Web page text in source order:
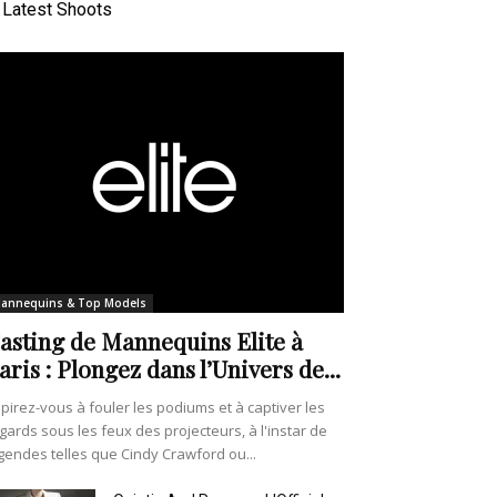
Latest Shoots
& Top Models
de Mannequins Elite à
: Plongez dans l’Univers de...
vous à fouler les podiums et à captiver les
sous les feux des projecteurs, à l'instar de
telles que Cindy Crawford ou...